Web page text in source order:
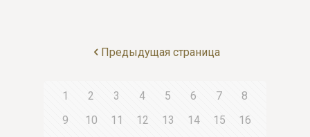
Предыдущая страница
1 2 3 4 5 6 7
8
9
10 11 12 13 14 15
16